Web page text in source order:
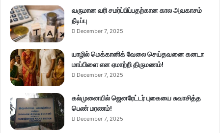
வருமான வரி சமர்ப்பிப்பதற்கான கால அவகாசம்
நீடிப்பு
December 7, 2025
யாழில் மெக்கானிக் வேலை செய்தவனை கனடா
மாப்பிளை என ஏமாற்றி திருமணம்!
December 7, 2025
கல்முனையில் ஜெனரேட்டர் புகையை சுவாசித்த
பெண் மரணம்!
December 7, 2025